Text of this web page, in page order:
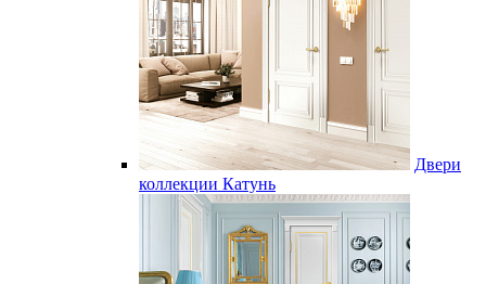
Двери
коллекции Катунь